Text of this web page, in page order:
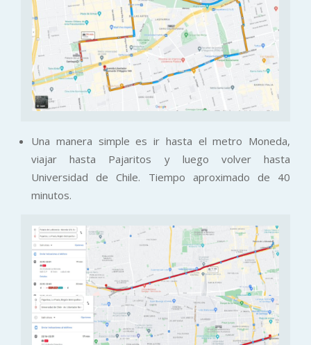
Una manera simple es ir hasta el metro Moneda,
viajar hasta Pajaritos y luego volver hasta
Universidad de Chile. Tiempo aproximado de 40
minutos.